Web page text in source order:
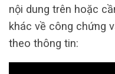
nội dung trên hoặc
khác về công chứng
theo thông tin: